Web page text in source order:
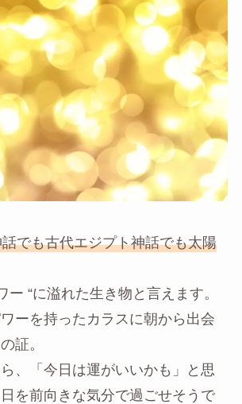
でも古代エジプト神話でも太陽
ー “に溢れた生き物と言えます。
ーを持ったカラスに朝から出会
証。
、「今日は運がいいかも」と思
を前向きな気分で過ごせそうで